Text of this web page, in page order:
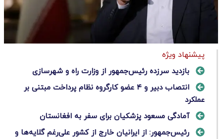
پیشنهاد ویژه
بازدید سرزده رئیس‌جمهور از وزارت راه و شهرسازی
انتصاب دبیر و ۴ عضو کارگروه نظام پرداخت مبتنی بر
عملکرد
آمادگی مسعود پزشکیان برای سفر به افغانستان
رئیس‌جمهور: از ایرانیان خارج از کشور علی‌رغم گلایه‌ها و